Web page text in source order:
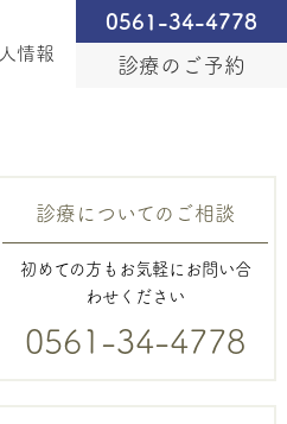
情報
0561-34-4778
診療のご予約
診療についてのご相談
初めての方もお気軽にお問い合
わせください
0561-34-4778